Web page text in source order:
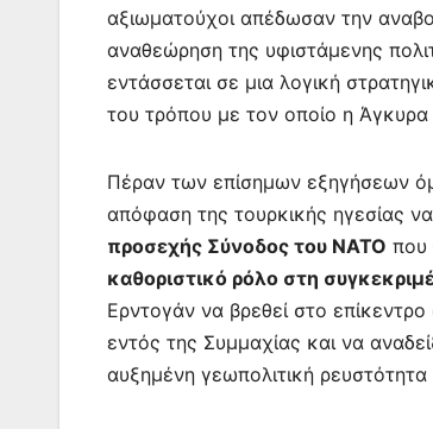
αξιωματούχοι απέδωσαν την
αναθεώρηση της υφιστάμενης
εντάσσεται σε μια λογική
του τρόπου με τον οποίο η Άγκυρα
Πέραν των επίσημων εξηγήσεων
απόφαση της τουρκικής ηγεσίας
προσεχής Σύνοδος του ΝΑΤΟ που
καθοριστικό ρόλο στη
Ερντογάν να βρεθεί στο
εντός της Συμμαχίας και να
αυξημένη γεωπολιτική